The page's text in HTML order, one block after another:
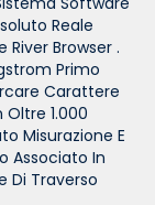
Reale
River Browser .
Primo
Carattere
1.000
Misurazione E
Associato In
Di Traverso